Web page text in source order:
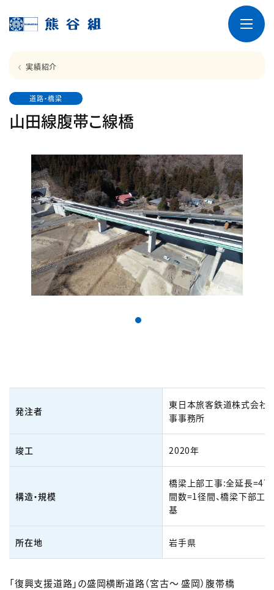
実績紹介
道路・橋梁
山田線腹帯こ線橋
発注者
東日本旅客鉄道株式会
事事務所
竣工 2020年
構造・規模
橋梁上部工事:全延長
間数=1径間、橋梁下部工
基
所在地 岩手県
「復興支援道路」の盛岡横断道路（宮古～ 盛岡）腹帯橋